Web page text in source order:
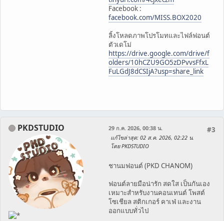
Facebook :
facebook.com/MISS.BOX2020
ลิ้งโหลดภาพโปรโมทและไฟล์ฟอนต์
ตัวเดโม่
https://drive.google.com/drive/f
olders/10hCZU9GO5zDPvvsFfxL
FuLGdJ8dCSIjA?usp=share_link
PKDSTUDIO #3
29 ก.ค. 2026, 00:38 น.
แก้ไขล่าสุด: 02 ส.ค. 2026, 02:22 น.
โดย PKDSTUDIO
ชานมฟอนต์ (PKD CHANOM)
ฟอนต์ลายมือน่ารัก สดใส เป็นกันเอง
เหมาะสำหรับงานคอนเทนต์ โพสต์
โซเชียล สติกเกอร์ คาเฟ่ และงาน
ออกแบบทั่วไป